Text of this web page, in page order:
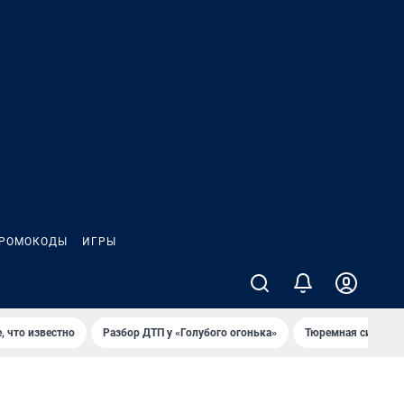
ИГРЫ
что известно Разбор ДТП у «Голубого огонька» Тюремная